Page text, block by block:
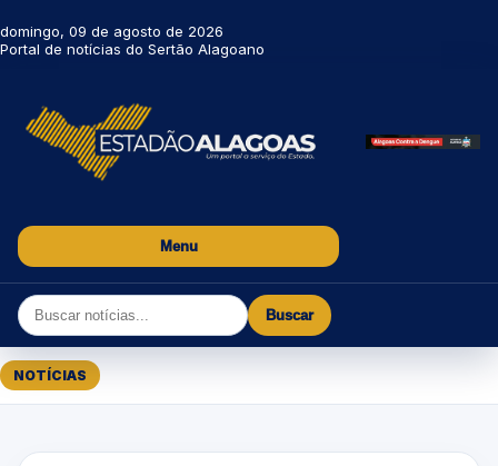
domingo, 09 de agosto de 2026
Portal de notícias do Sertão Alagoano
Menu
Buscar
NOTÍCIAS